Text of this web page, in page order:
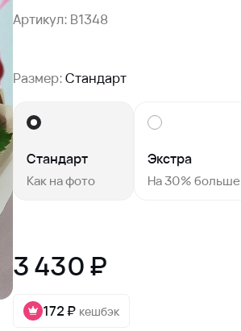
Артикул: B1348
Размер:Стандарт
Стандарт
Как на фото
Экстра
На 30% больше
3 430 ₽
172 ₽ кешбэк